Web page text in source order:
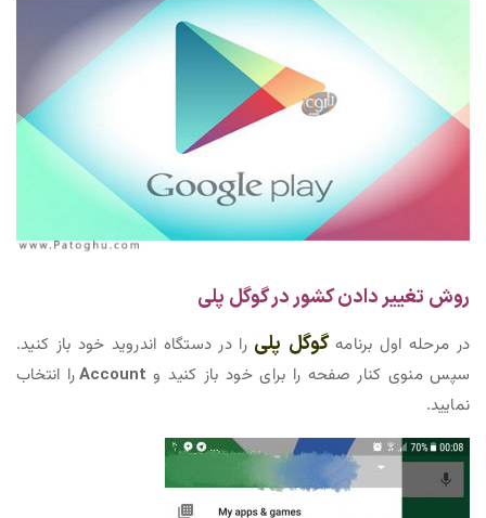
روش تغییر دادن کشور در گوگل پلی
در مرحله اول برنامهگوگل پلی را در دستگاه اندروید خود باز کنید.
سپس منوی کنار صفحه را برای خود باز کنید و Accountرا انتخاب
نمایید.